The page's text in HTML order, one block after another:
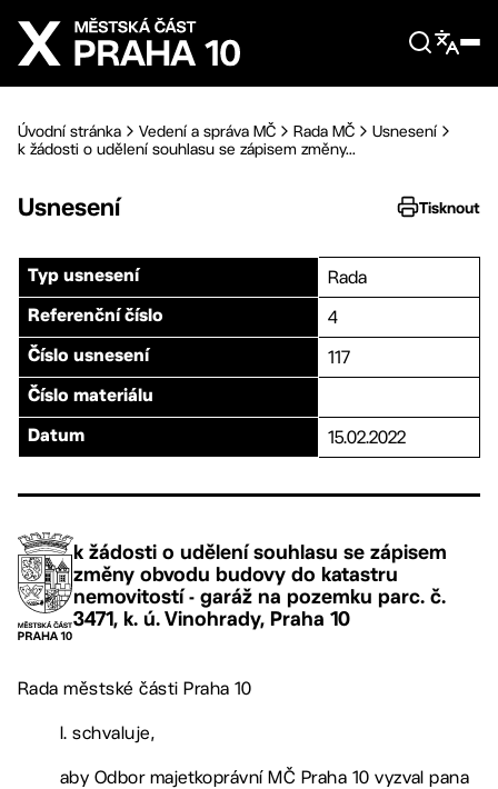
Přejít na hlavní obsah
Úvodní stránka Vedení a správa MČ Rada MČ
Usnesení
k žádosti o udělení souhlasu se zápisem změny...
Usnesení Tisknout
Typ usnesení Rada
Referenční číslo 4
Číslo usnesení 117
Číslo materiálu
Datum 15.02.2022
k žádosti o udělení souhlasu se zápisem
změny obvodu budovy do katastru
nemovitostí - garáž na pozemku parc. č.
3471, k. ú. Vinohrady, Praha 10
Rada městské části Praha 10
I. schvaluje,
aby Odbor majetkoprávní MČ Praha 10 vyzval pana